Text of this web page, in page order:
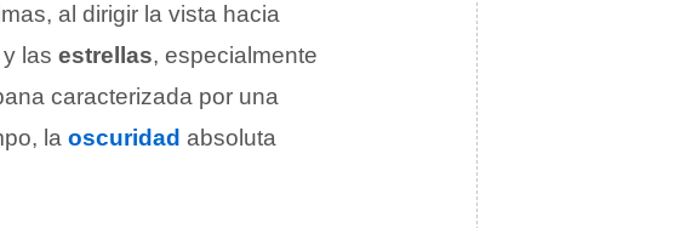
al dirigir la vista hacia
y las estrellas, especialmente
caracterizada por una
la oscuridad absoluta